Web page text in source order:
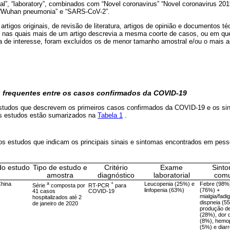
“laboratory”, combinados com “Novel coronavirus” “Novel coronavirus
pneumonia” e “SARS-CoV-2”.
originais, de revisão de literatura, artigos de opinião e documentos
quais mais de um artigo descrevia a mesma coorte de casos, ou em
de interesse, foram excluídos os de menor tamanho amostral e/ou o mais
entre os casos confirmados da COVID-19
que descrevem os primeiros casos confirmados da COVID-19 e os
estudos estão sumarizados na Tabela 1 .
estudos que indicam os principais sinais e sintomas encontrados em
estudo Tipo de estudo e
amostra
Critério
diagnóstico
Exame
laboratorial
Série a composta por
41 casos
hospitalizados até 2
de janeiro de 2020
RT-PCR + para
COVID-19
Leucopenia (25%) e
linfopenia (63%)
Febre
(76%) +
mialgia/
dispneia
produção
(28%), dor
(8%),
(5%) e